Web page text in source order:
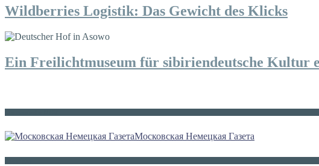
Wildberries Logistik: Das Gewicht des Klicks
Ein Freilichtmuseum für sibiriendeutsche Kultur
Московская Немецкая Газета